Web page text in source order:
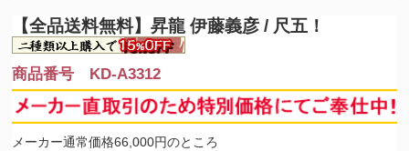
【全品送料無料】昇龍 伊藤義彦 / 尺五！
商品番号 KD-A3312
メーカー通常価格66,000円のところ